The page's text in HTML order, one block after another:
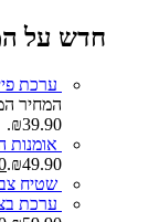
חדש על
ערכת
המחיר
₪39.90.
אומנות
₪49.90.
שטיח
ערכת